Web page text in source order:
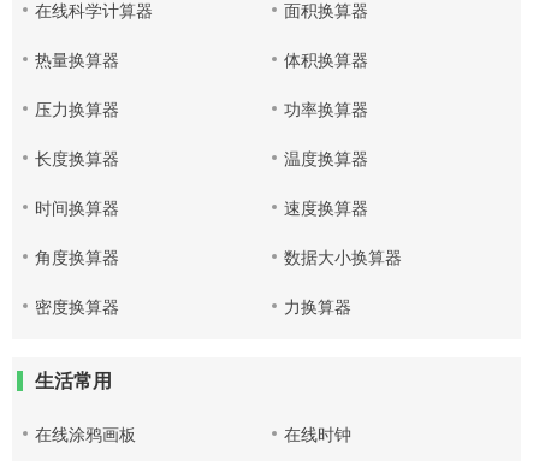
在线科学计算器 面积换算器
热量换算器 体积换算器
压力换算器 功率换算器
长度换算器 温度换算器
时间换算器 速度换算器
角度换算器 数据大小换算器
密度换算器 力换算器
生活常用
在线涂鸦画板 在线时钟